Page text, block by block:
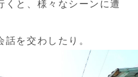
くと、様々なシーンに遭
を交わしたり。